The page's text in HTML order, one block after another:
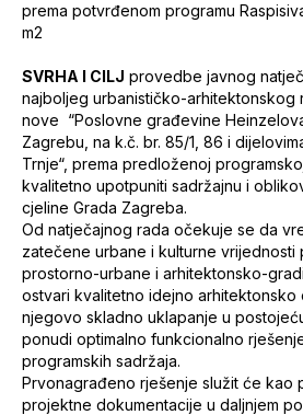
prema potvrđenom programu
m2
SVRHA I CILJ provedbe javnog
najboljeg urbanističko-arhitektonskog
nove “Poslovne građevine
Zagrebu, na k.č. br. 85/1, 86 i
Trnje“, prema predloženoj
kvalitetno upotpuniti sadržajnu i
cjeline Grada Zagreba.
Od natječajnog rada očekuje se da
zatečene urbane i kulturne vrijednosti
prostorno-urbane i arhitektonsko-
ostvari kvalitetno idejno arhitektonsko
njegovo skladno uklapanje u
ponudi optimalno funkcionalno
programskih sadržaja.
Prvonagrađeno rješenje služit će kao
projektne dokumentacije u daljnjem